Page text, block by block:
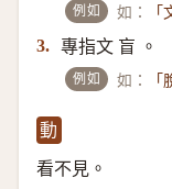
例如 如： 「
3. 專指文 盲 。
例如 如： 「
動
看不見。